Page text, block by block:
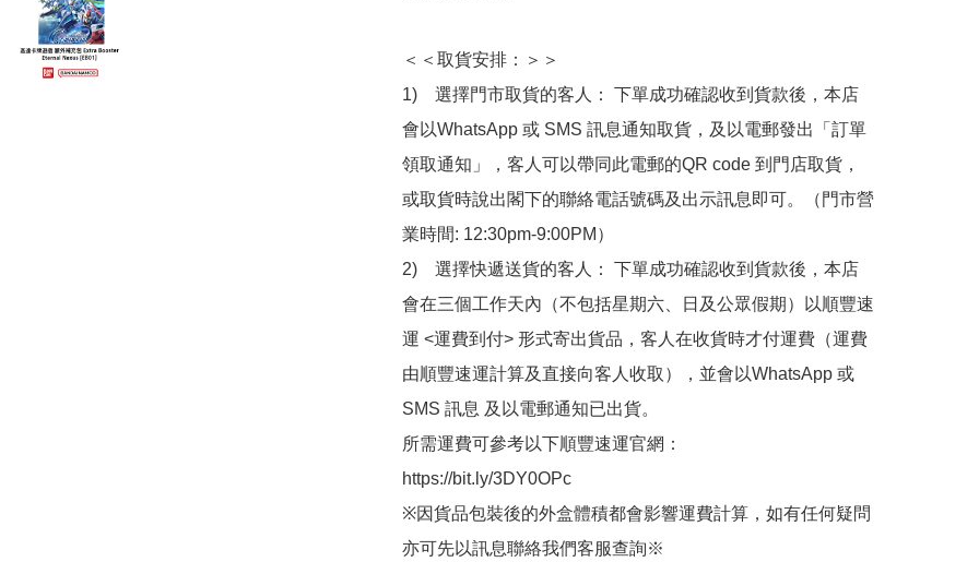
＜＜取貨安排：＞＞
1)　選擇門市取貨的客人： 下單成功確認收到貨款後，本店
會以WhatsApp 或 SMS 訊息通知取貨，及以電郵發出「訂單
領取通知」，客人可以帶同此電郵的QR code 到門店取貨，
或取貨時說出閣下的聯絡電話號碼及出示訊息即可。（門市營
業時間: 12:30pm-9:00PM）
2)　選擇快遞送貨的客人： 下單成功確認收到貨款後，本店
會在三個工作天內（不包括星期六、日及公眾假期）以順豐速
運 <運費到付> 形式寄出貨品，客人在收貨時才付運費（運費
由順豐速運計算及直接向客人收取），並會以WhatsApp 或
SMS 訊息 及以電郵通知已出貨。
所需運費可參考以下順豐速運官網：
https://bit.ly/3DY0OPc
※因貨品包裝後的外盒體積都會影響運費計算，如有任何疑問
亦可先以訊息聯絡我們客服查詢※